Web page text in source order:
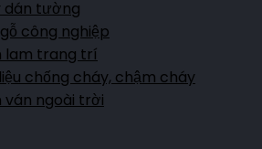
dán tường
công nghiệp
lam trang trí
chống cháy, chậm cháy
ván ngoài trời